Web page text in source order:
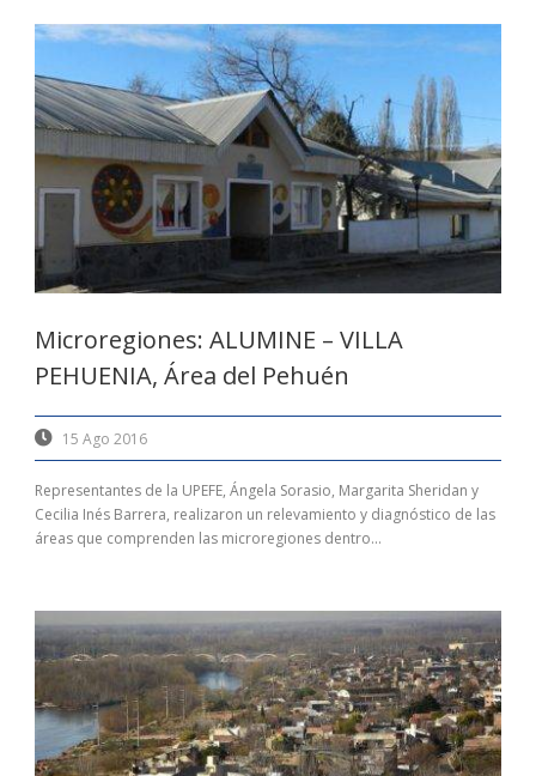
Microregiones: ALUMINE – VILLA
PEHUENIA, Área del Pehuén
15 Ago 2016
Representantes de la UPEFE, Ángela Sorasio, Margarita Sheridan y
Cecilia Inés Barrera, realizaron un relevamiento y diagnóstico de las
áreas que comprenden las microregiones dentro...